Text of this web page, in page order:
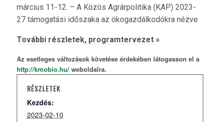
március 11-12. – A Közös Agrárpolitika (KAP) 2023-
27 támogatási időszaka az ökogazdálkodókra nézve
További részletek, programtervezet »
Az esetleges változások követése érdekében látogasson el a
http://kmobio.hu/weboldalra.
RÉSZLETEK
Kezdés:
2023-02-10